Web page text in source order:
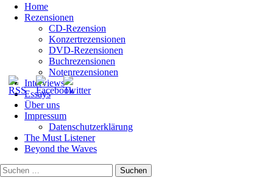
Home
Rezensionen
CD-Rezension
Konzertrezensionen
DVD-Rezensionen
Buchrezensionen
Notenrezensionen
Interviews
Essays
Über uns
Impressum
Datenschutzerklärung
The Must Listener
Beyond the Waves
Suchen
nach: